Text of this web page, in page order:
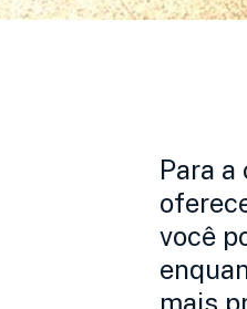
Para
você
mais